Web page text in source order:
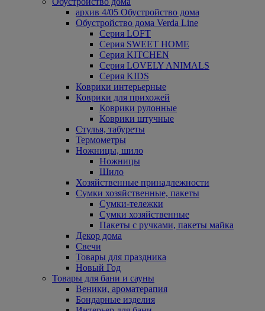
архив 4/05 Обустройство дома
Обустройство дома Verda Line
Серия LOFT
Серия SWEET HOME
Серия KITCHEN
Серия LOVELY ANIMALS
Серия KIDS
Коврики интерьерные
Коврики для прихожей
Коврики рулонные
Коврики штучные
Стулья, табуреты
Термометры
Ножницы, шило
Ножницы
Шило
Хозяйственные принадлежности
Сумки хозяйственные, пакеты
Сумки-тележки
Сумки хозяйственные
Пакеты с ручками, пакеты майка
Декор дома
Свечи
Товары для праздника
Новый Год
Товары для бани и сауны
Веники, ароматерапия
Бондарные изделия